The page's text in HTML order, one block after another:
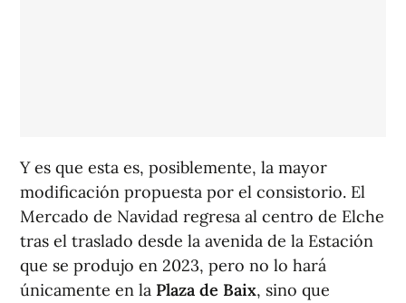
Y es que esta es, posiblemente, la mayor
modificación propuesta por el consistorio. El
Mercado de Navidad regresa al centro de Elche
tras el traslado desde la avenida de la Estación
que se produjo en 2023, pero no lo hará
únicamente en la Plaza de Baix, sino que